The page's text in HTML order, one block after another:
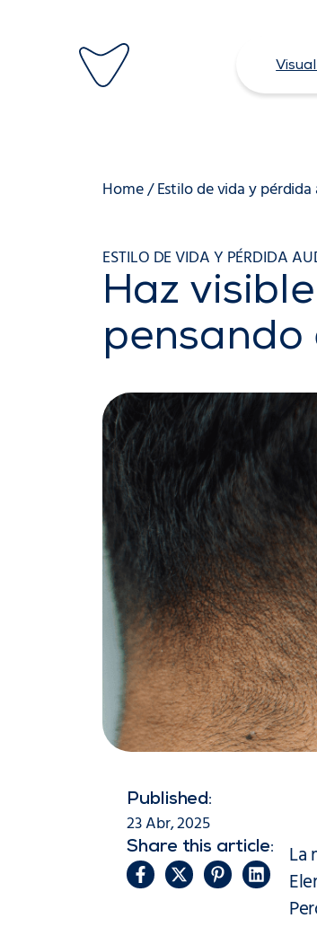
contenido
Home/Estilo de vida y
ESTILO DE VIDA Y PÉRDIDA
Haz
pensando
Published:
23 Abr, 2025
Share this article:
La